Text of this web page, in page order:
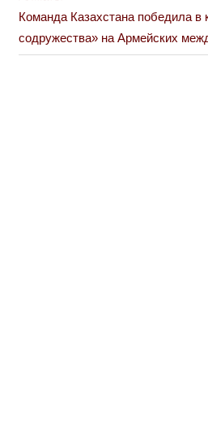
по
записям
Next
Post:
Команда Казахстана победила в
содружества» на Армейских